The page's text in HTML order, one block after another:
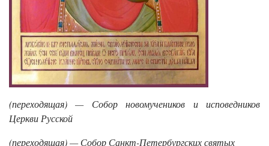
(переходящая) — Собор новомучеников и исповедников
Церкви Русской
(переходящая) — Собор Санкт-Петербургских святых